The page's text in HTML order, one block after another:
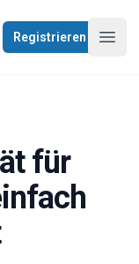
Registrieren
für